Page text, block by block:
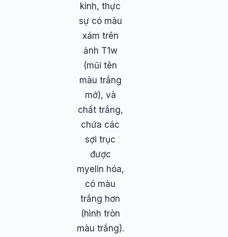
kinh, thực
sự có màu
xám trên
ảnh T1w
(mũi tên
màu trắng
mở), và
chất trắng,
chứa các
sợi trục
được
myelin hóa,
có màu
trắng hơn
(hình tròn
màu trắng).